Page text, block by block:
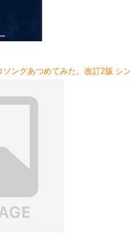
ソングあつめてみた。改訂2版